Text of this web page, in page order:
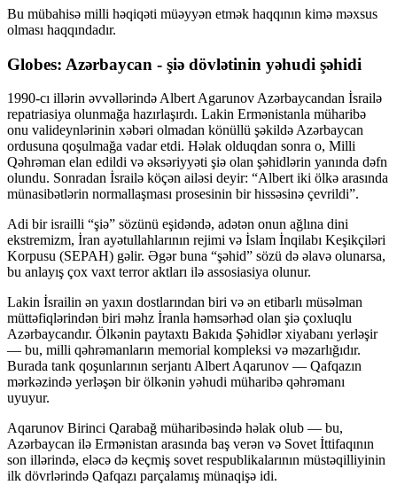
Bu mübahisə milli həqiqəti müəyyən etmək haqqının kimə məxsus
olması haqqındadır.
Globes: Azərbaycan - şiə dövlətinin yəhudi şəhidi
1990-cı illərin əvvəllərində Albert Agarunov Azərbaycandan İsrailə
repatriasiya olunmağa hazırlaşırdı. Lakin Ermənistanla müharibə
onu valideynlərinin xəbəri olmadan könüllü şəkildə Azərbaycan
ordusuna qoşulmağa vadar etdi. Həlak olduqdan sonra o, Milli
Qəhrəman elan edildi və əksəriyyəti şiə olan şəhidlərin yanında dəfn
olundu. Sonradan İsrailə köçən ailəsi deyir: “Albert iki ölkə arasında
münasibətlərin normallaşması prosesinin bir hissəsinə çevrildi”.
Adi bir israilli “şiə” sözünü eşidəndə, adətən onun ağlına dini
ekstremizm, İran ayətullahlarının rejimi və İslam İnqilabı Keşikçiləri
Korpusu (SEPAH) gəlir. Əgər buna “şəhid” sözü də əlavə olunarsa,
bu anlayış çox vaxt terror aktları ilə assosiasiya olunur.
Lakin İsrailin ən yaxın dostlarından biri və ən etibarlı müsəlman
müttəfiqlərindən biri məhz İranla həmsərhəd olan şiə çoxluqlu
Azərbaycandır. Ölkənin paytaxtı Bakıda Şəhidlər xiyabanı yerləşir
— bu, milli qəhrəmanların memorial kompleksi və məzarlığıdır.
Burada tank qoşunlarının serjantı Albert Aqarunov — Qafqazın
mərkəzində yerləşən bir ölkənin yəhudi müharibə qəhrəmanı
uyuyur.
Aqarunov Birinci Qarabağ müharibəsində həlak olub — bu,
Azərbaycan ilə Ermənistan arasında baş verən və Sovet İttifaqının
son illərində, eləcə də keçmiş sovet respublikalarının müstəqilliyinin
ilk dövrlərində Qafqazı parçalamış münaqişə idi.